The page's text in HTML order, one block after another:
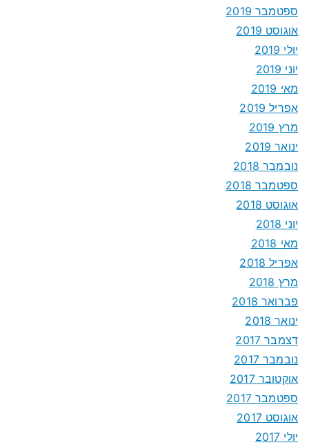
ספטמבר 2019
אוגוסט 2019
יולי 2019
יוני 2019
מאי 2019
אפריל 2019
מרץ 2019
ינואר 2019
נובמבר 2018
ספטמבר 2018
אוגוסט 2018
יוני 2018
מאי 2018
אפריל 2018
מרץ 2018
פברואר 2018
ינואר 2018
דצמבר 2017
נובמבר 2017
אוקטובר 2017
ספטמבר 2017
אוגוסט 2017
יולי 2017